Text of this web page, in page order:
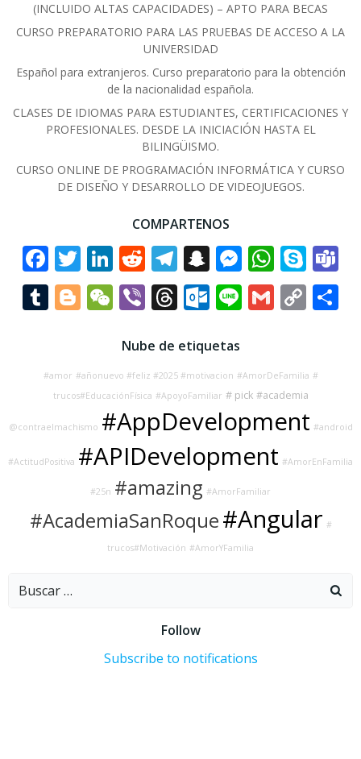
(INCLUIDO ALTAS CAPACIDADES) – APTO PARA BECAS
CURSO PREPARATORIO PARA LAS PRUEBAS DE ACCESO A LA
UNIVERSIDAD
Español para extranjeros. Curso preparatorio para la obtención
de la nacionalidad española.
CLASES DE IDIOMAS PARA ESTUDIANTES, CERTIFICACIONES Y
PROFESIONALES. DESDE LA INICIACIÓN HASTA EL
BILINGÜISMO.
CURSO ONLINE DE PROGRAMACIÓN INFORMÁTICA Y CURSO
DE DISEÑO Y DESARROLLO DE VIDEOJUEGOS.
COMPARTENOS
Facebook
Twitter
LinkedIn
Reddit
Telegram
Snapchat
Tumblr
Blogger
WeChat
ViberThreads
LineGmail
Link
Nube de etiquetas
#amor #añonuevo #feliz #2025 #motivacion #AmorDeFamilia #
trucos#EducaciónFísica #ApoyoFamiliar # pick #academia
@contraelmachismo #AppDevelopment #android
#ActitudPositiva #APIDevelopment #AmorEnFamilia
#25n #amazing #AmorFamiliar
#AcademiaSanRoque#Angular #
trucos#Motivación #AmorYFamilia
Buscar:
Follow
Subscribe to notifications